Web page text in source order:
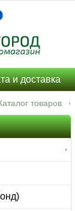
и доставка
товаров